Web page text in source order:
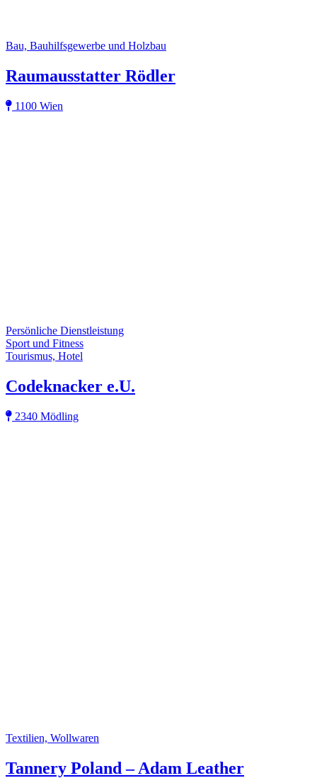
Bau, Bauhilfsgewerbe und Holzbau
Raumausstatter Rödler
1100 Wien
Persönliche Dienstleistung
Sport und Fitness
Tourismus, Hotel
Codeknacker e.U.
2340 Mödling
Textilien, Wollwaren
Tannery Poland – Adam Leather